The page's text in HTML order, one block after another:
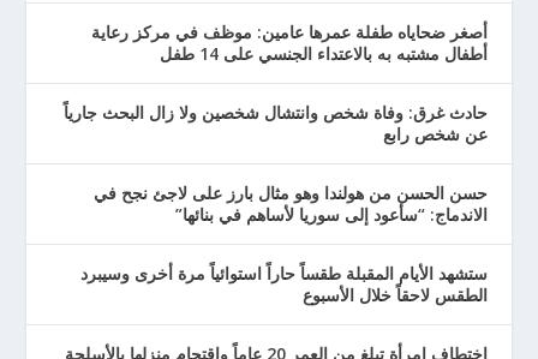
أصغر ضحاياه طفلة عمرها عامين: موظف في مركز رعاية
أطفال مشتبه به بالاعتداء الجنسي على 14 طفل
حادث غرق: وفاة شخص وانتشال شخصين ولا زال البحث جارياً
عن شخص رابع
حسن الحسن من هولندا وهو مثال بارز على لاجئ نجح في
الاندماج: “سأعود إلى سوريا لأساهم في بنائها”
ستشهد الأيام المقبلة طقساً حاراً استوائياً مرة أخرى وسيبرد
الطقس لاحقاً خلال الأسبوع
اختطاف امرأة تبلغ من العمر 20 عاماً واقتحام منزلها بالأسلحة